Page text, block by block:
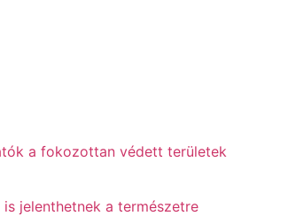
a fokozottan védett területek
jelenthetnek a természetre